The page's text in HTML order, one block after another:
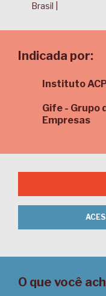
Brasil |
Indicada por:
Instituto
Gife - Grupo
Empresas
O que você